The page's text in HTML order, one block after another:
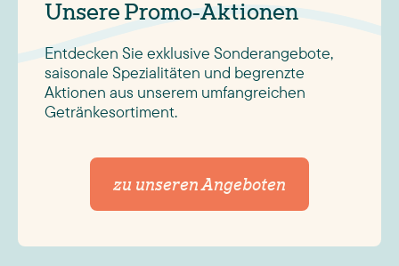
Unsere Promo-Aktionen
Entdecken Sie exklusive Sonderangebote,
saisonale Spezialitäten und begrenzte
Aktionen aus unserem umfangreichen
Getränkesortiment.
zu unseren Angeboten